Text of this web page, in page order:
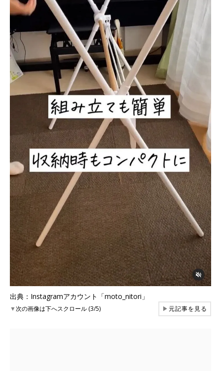
出典：Instagramアカウント「moto_nitori」
▼次の画像は下へスクロール (3/5) ▶元記事を見る